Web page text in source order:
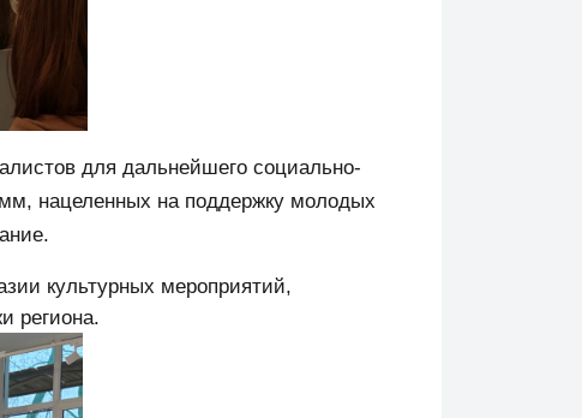
для дальнейшего социально-
нацеленных на поддержку молодых
культурных мероприятий,
региона.